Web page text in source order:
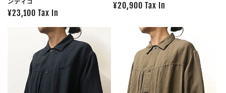
Prix
¥23,100 Tax In
Prix
¥20,900 Tax In